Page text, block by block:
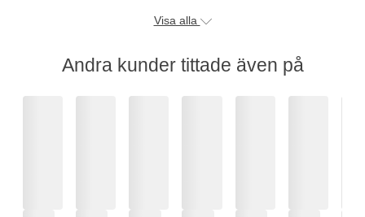
Visa alla
Andra kunder tittade även på